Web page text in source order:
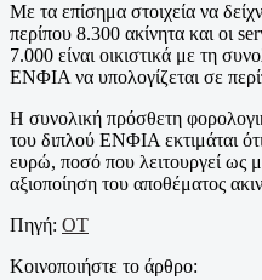
Με τα επίσημα στοιχεία να
περίπου 8.300 ακίνητα και οι
7.000 είναι οικιστικά με τη
ΕΝΦΙΑ να υπολογίζεται σε
Η συνολική πρόσθετη
του διπλού ΕΝΦΙΑ εκτιμάται
ευρώ, ποσό που λειτουργεί ως
αξιοποίηση του αποθέματος
Πηγή: OT
Κοινοποιήστε το άρθρο: